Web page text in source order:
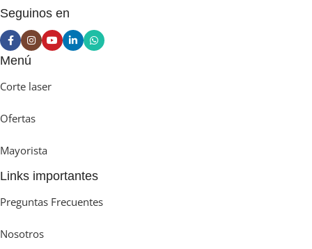
Seguinos en
Menú
Corte laser
Ofertas
Mayorista
Links importantes
Preguntas Frecuentes
Nosotros